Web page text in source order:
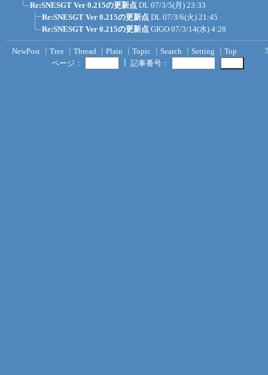
Re:SNESGT Ver 0.215の更新点 DL 07/3/5(月) 23:33
Re:SNESGT Ver 0.215の更新点 DL 07/3/6(火) 21:45
Re:SNESGT Ver 0.215の更新点 GIGO 07/3/14(水) 4:28
NewPost Tree Thread Plain Topic Search Setting Top
ページ：
記事番号：